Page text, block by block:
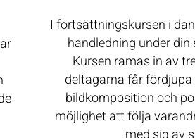
I fortsättningskursen i
handledning under
Kursen ramas in av
deltagarna får
bildkomposition och
möjlighet att följa